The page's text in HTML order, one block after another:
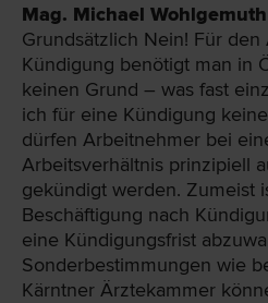
Mag. Michael
Grundsätzlich Nein! Für
Kündigung benötigt man in
keinen Grund – was fast
ich für eine Kündigung
dürfen Arbeitnehmer bei
Arbeitsverhältnis prinzipiell
gekündigt werden. Zumeist
Beschäftigung nach
eine Kündigungsfrist
Sonderbestimmungen wie
Kärntner Ärztekammer